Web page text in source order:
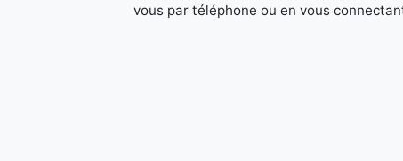
vous par téléphone ou en vous